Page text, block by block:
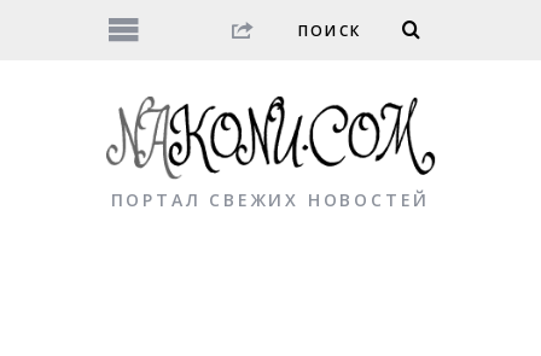
ПОРТАЛ СВЕЖИХ НОВОСТЕЙ